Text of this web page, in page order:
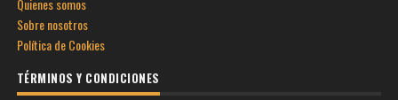
Sobre nosotros
Política de Cookies
TÉRMINOS Y CONDICIONES